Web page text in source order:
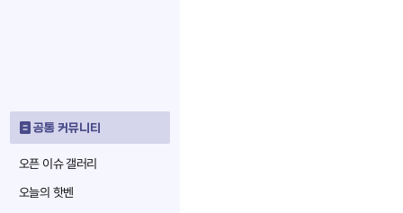
공통 커뮤니티
오픈 이슈 갤러리
오늘의 핫벤